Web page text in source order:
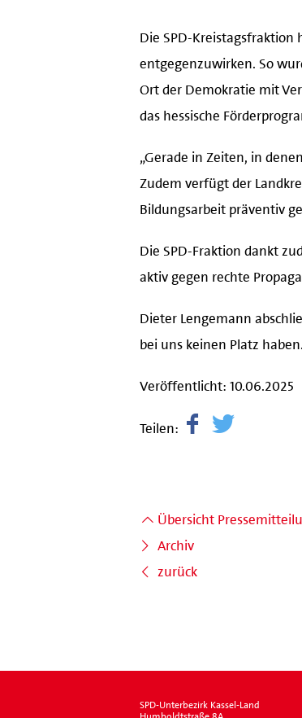
Die SPD-Kreistagsfraktion
entgegenzuwirken. So
Ort der Demokratie mit
das hessische
„Gerade in Zeiten, in
Zudem verfügt der
Bildungsarbeit präventiv
Die SPD-Fraktion dankt
aktiv gegen rechte
Dieter Lengemann
bei uns keinen Platz
Veröffentlicht: 10.06.2025
Teilen:
Übersicht
Archiv
zurück
SPD-Unterbezirk Kassel-Land
Humboldtstraße 8A